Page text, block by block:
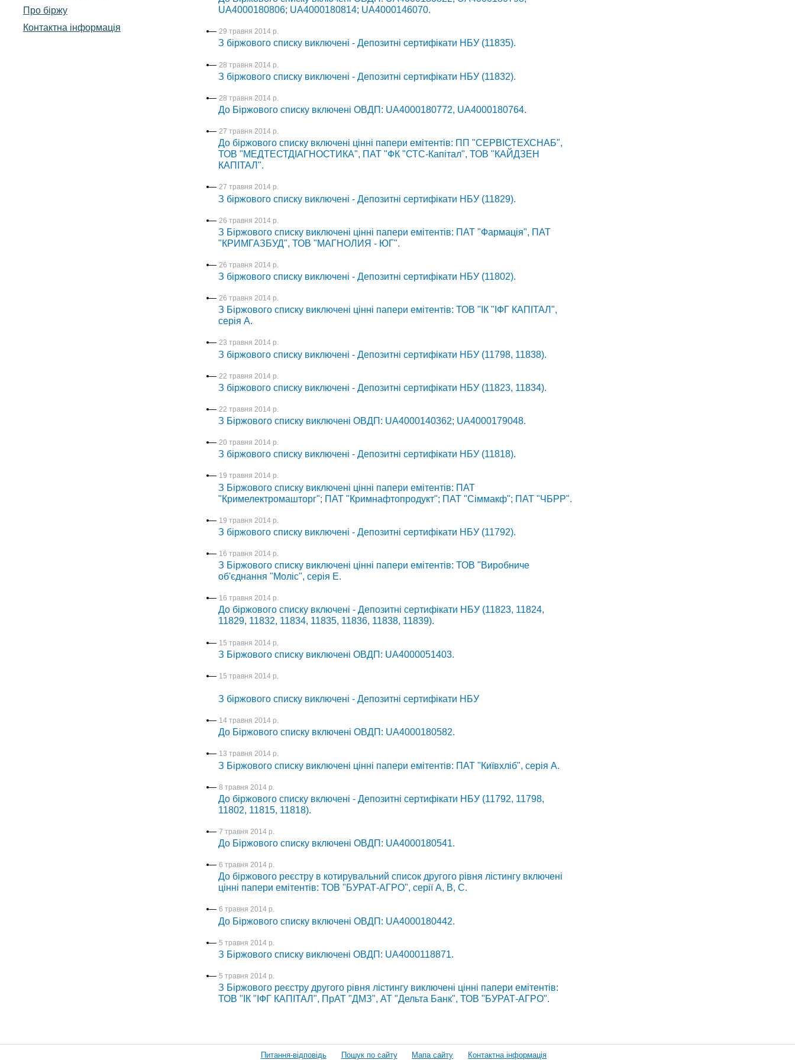
Про біржу
Контактна інформація
UA4000180806; UA4000180814; UA4000146070.
29 травня 2014 р.
З біржового списку виключені - Депозитні сертифікати НБУ (11835).
28 травня 2014 р.
З біржового списку виключені - Депозитні сертифікати НБУ (11832).
28 травня 2014 р.
До Біржового списку включені ОВДП: UA4000180772, UA4000180764.
27 травня 2014 р.
До біржового списку включені цінні папери емітентів: ПП "СЕРВІСТЕХСНАБ",
ТОВ "МЕДТЕСТДІАГНОСТИКА", ПАТ "ФК "СТС-Капітал", ТОВ "КАЙДЗЕН
КАПІТАЛ".
27 травня 2014 р.
З біржового списку виключені - Депозитні сертифікати НБУ (11829).
26 травня 2014 р.
З Біржового списку виключені цінні папери емітентів: ПАТ "Фармація", ПАТ
"КРИМГАЗБУД", ТОВ "МАГНОЛИЯ - ЮГ".
26 травня 2014 р.
З біржового списку виключені - Депозитні сертифікати НБУ (11802).
26 травня 2014 р.
З Біржового списку виключені цінні папери емітентів: ТОВ "ІК "ІФГ КАПІТАЛ",
серія А.
23 травня 2014 р.
З біржового списку виключені - Депозитні сертифікати НБУ (11798, 11838).
22 травня 2014 р.
З біржового списку виключені - Депозитні сертифікати НБУ (11823, 11834).
22 травня 2014 р.
З Біржового списку виключені ОВДП: UA4000140362; UA4000179048.
20 травня 2014 р.
З біржового списку виключені - Депозитні сертифікати НБУ (11818).
19 травня 2014 р.
З Біржового списку виключені цінні папери емітентів: ПАТ
"Кримелектромашторг"; ПАТ "Кримнафтопродукт"; ПАТ "Сіммакф"; ПАТ "ЧБРР".
19 травня 2014 р.
З біржового списку виключені - Депозитні сертифікати НБУ (11792).
16 травня 2014 р.
З Біржового списку виключені цінні папери емітентів: ТОВ "Виробниче
об'єднання "Моліс", серія Е.
16 травня 2014 р.
До біржового списку включені - Депозитні сертифікати НБУ (11823, 11824,
11829, 11832, 11834, 11835, 11836, 11838, 11839).
15 травня 2014 р.
З Біржового списку виключені ОВДП: UA4000051403.
15 травня 2014 р.
З біржового списку виключені - Депозитні сертифікати НБУ
14 травня 2014 р.
До Біржового списку включені ОВДП: UA4000180582.
13 травня 2014 р.
З Біржового списку виключені цінні папери емітентів: ПАТ "Київхліб", серія А.
8 травня 2014 р.
До біржового списку включені - Депозитні сертифікати НБУ (11792, 11798,
11802, 11815, 11818).
7 травня 2014 р.
До Біржового списку включені ОВДП: UA4000180541.
6 травня 2014 р.
До біржового реєстру в котирувальний список другого рівня лістингу включені
цінні папери емітентів: ТОВ "БУРАТ-АГРО", серії А, В, С.
6 травня 2014 р.
До Біржового списку включені ОВДП: UA4000180442.
5 травня 2014 р.
З Біржового списку виключені ОВДП: UA4000118871.
5 травня 2014 р.
З Біржового реєстру другого рівня лістингу виключені цінні папери емітентів:
ТОВ "ІК "ІФГ КАПІТАЛ", ПрАТ "ДМЗ", АТ "Дельта Банк", ТОВ "БУРАТ-АГРО".
Питання-відповідь Пошук по сайту Мапа сайту Контактна інформація